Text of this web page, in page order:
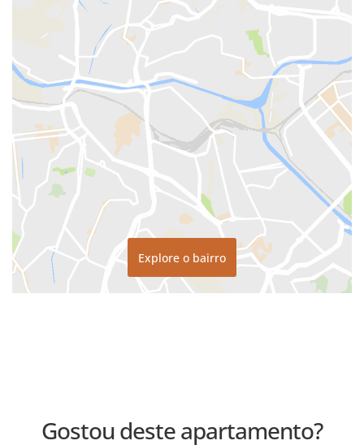
Explore o bairro
Gostou deste apartamento?